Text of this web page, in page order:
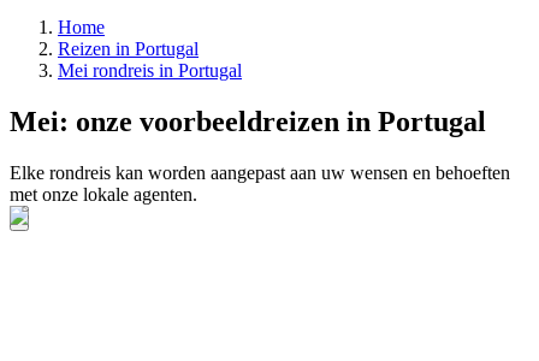
Home
Reizen in Portugal
Mei rondreis in Portugal
Mei: onze voorbeeldreizen in Portugal
Elke rondreis kan worden aangepast aan uw wensen en behoeften
met onze lokale agenten.